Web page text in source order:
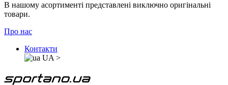
В нашому асортименті представлені виключно оригінальні
товари.
Про нас
Контакти
UA >